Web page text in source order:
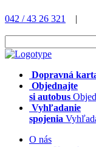
042 / 43 26 321 |
Dopravná
Objednajte
si autobus
Vyhľadanie
spojenia
O nás